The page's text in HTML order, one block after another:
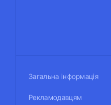
Загальна інформація
Рекламодавцям